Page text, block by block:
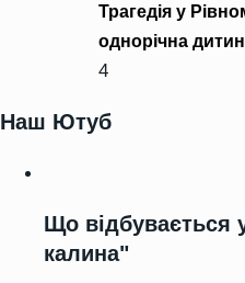
Трагедія у
однорічна
4
Наш Ютуб
Що відбувається
калина"